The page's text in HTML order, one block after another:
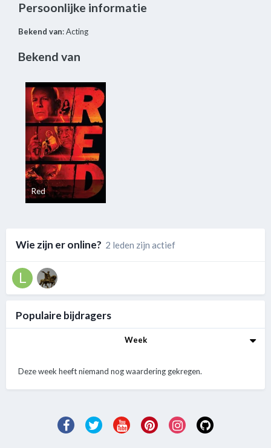
Persoonlijke informatie
Bekend van: Acting
Bekend van
Red
Wie zijn er online? 2 leden zijn actief
Populaire bijdragers
Week
Deze week heeft niemand nog waardering gekregen.